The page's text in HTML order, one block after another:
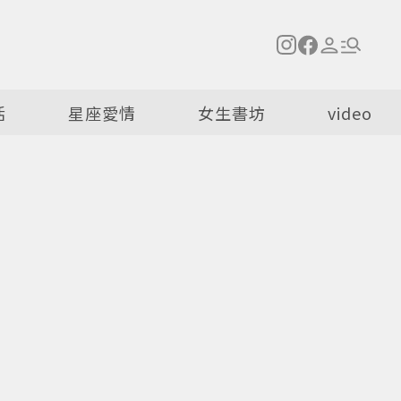
星座愛情 女生書坊 video